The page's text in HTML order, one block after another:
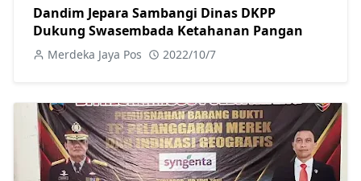
Dandim Jepara Sambangi Dinas DKPP
Dukung Swasembada Ketahanan Pangan
Merdeka Jaya Pos 2022/10/7